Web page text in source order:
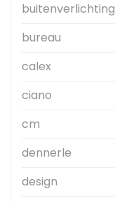
buitenverlichting
bureau
calex
ciano
cm
dennerle
design